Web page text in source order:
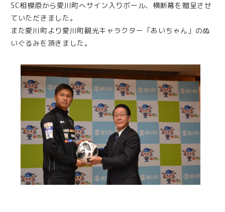
SC相模原から愛川町へサイン入りボール、横断幕を贈呈させ
ていただきました。
また愛川町より愛川町観光キャラクター「あいちゃん」のぬ
いぐるみを頂きました。